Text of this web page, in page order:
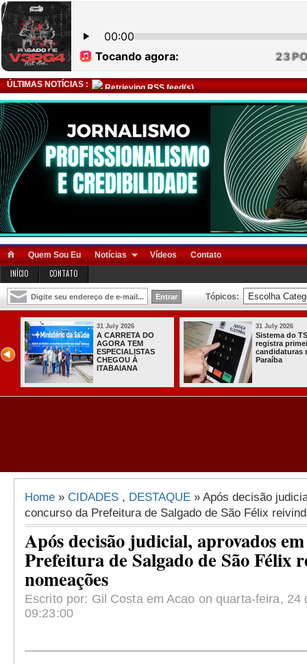
ÚLTIMAS NOTÍCIAS : Retrieving RSS feed(s)
Quem Sou Eu Notícias Vídeos Contato
INÍCIO CONTATO
Tópicos:
31 July 2026
A CARRETA DO
AGORA TEM
ESPECIALISTAS
CHEGOU À
ITABAIANA
31 July 2026
Sistema do
registra
candidaturas
Paraíba
Home » CIDADES , DESTAQUE » Após decisão
concurso da Prefeitura de Salgado de São Félix
Após decisão judicial, aprovados
Prefeitura de Salgado de São Félix
nomeações
Escrito por: Gil Costa em Acao on quarta-feira, 24
09:23:00